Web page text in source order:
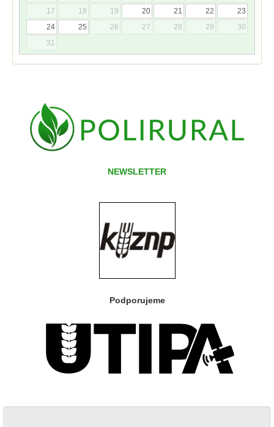
17
18 19 20 21 22
23
24
25 26 27 28 29
30
31
NEWSLETTER
Podporujeme